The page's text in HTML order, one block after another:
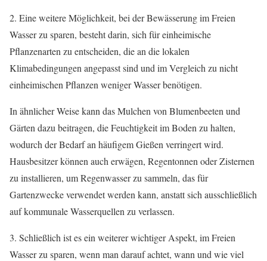
2. Eine weitere Möglichkeit, bei der Bewässerung im Freien
Wasser zu sparen, besteht darin, sich für einheimische
Pflanzenarten zu entscheiden, die an die lokalen
Klimabedingungen angepasst sind und im Vergleich zu nicht
einheimischen Pflanzen weniger Wasser benötigen.
In ähnlicher Weise kann das Mulchen von Blumenbeeten und
Gärten dazu beitragen, die Feuchtigkeit im Boden zu halten,
wodurch der Bedarf an häufigem Gießen verringert wird.
Hausbesitzer können auch erwägen, Regentonnen oder Zisternen
zu installieren, um Regenwasser zu sammeln, das für
Gartenzwecke verwendet werden kann, anstatt sich ausschließlich
auf kommunale Wasserquellen zu verlassen.
3. Schließlich ist es ein weiterer wichtiger Aspekt, im Freien
Wasser zu sparen, wenn man darauf achtet, wann und wie viel